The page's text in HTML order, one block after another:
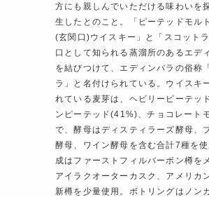
方にも親しんでいただける味わいを
生したとのこと。「ピーテッドモル
(玄関口)ウイスキー」と「スコット
口として知られる蒸溜所のあるエデ
を結びつけて、エディンバラの俗称
ラ」と名付けられている。ウイスキ
れている麦芽は、ヘビリーピーテッ
ンピーテッド(41%)、チョコレート
で、酵母はディスティラーズ酵母、
酵母、ワイン酵母を含む合計7種を
成はファーストフィルバーボン樽を
アイラクオーターカスク、アメリカ
新樽を少量使用。ボトリングはノン